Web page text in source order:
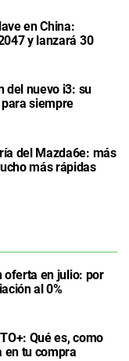
en China:
y lanzará 30
del nuevo i3: su
siempre
del Mazda6e: más
más rápidas
oferta en julio: por
al 0%
Qué es, como
en tu compra